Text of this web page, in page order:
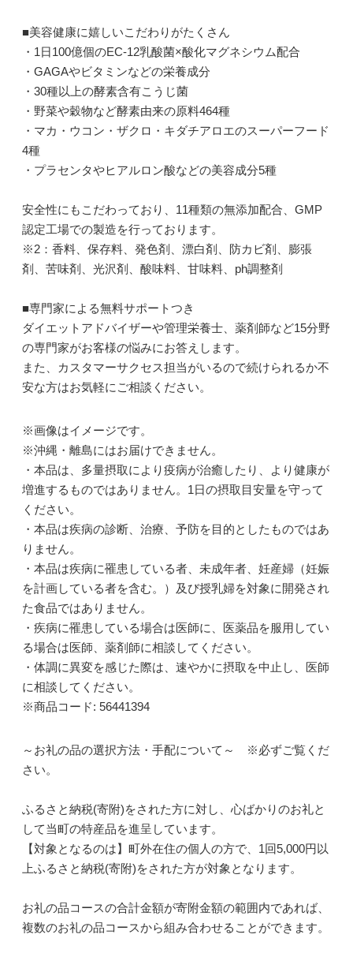
■美容健康に嬉しいこだわりがたくさん
・1日100億個のEC-12乳酸菌×酸化マグネシウム配合
・GAGAやビタミンなどの栄養成分
・30種以上の酵素含有こうじ菌
・野菜や穀物など酵素由来の原料464種
・マカ・ウコン・ザクロ・キダチアロエのスーパーフード
4種
・プラセンタやヒアルロン酸などの美容成分5種
安全性にもこだわっており、11種類の無添加配合、GMP
認定工場での製造を行っております。
※2：香料、保存料、発色剤、漂白剤、防カビ剤、膨張
剤、苦味剤、光沢剤、酸味料、甘味料、ph調整剤
■専門家による無料サポートつき
ダイエットアドバイザーや管理栄養士、薬剤師など15分野
の専門家がお客様の悩みにお答えします。
また、カスタマーサクセス担当がいるので続けられるか不
安な方はお気軽にご相談ください。
※画像はイメージです。
※沖縄・離島にはお届けできません。
・本品は、多量摂取により疫病が治癒したり、より健康が
増進するものではありません。1日の摂取目安量を守って
ください。
・本品は疾病の診断、治療、予防を目的としたものではあ
りません。
・本品は疾病に罹患している者、未成年者、妊産婦（妊娠
を計画している者を含む。）及び授乳婦を対象に開発され
た食品ではありません。
・疾病に罹患している場合は医師に、医薬品を服用してい
る場合は医師、薬剤師に相談してください。
・体調に異変を感じた際は、速やかに摂取を中止し、医師
に相談してください。
※商品コード: 56441394
～お礼の品の選択方法・手配について～ ※必ずご覧くだ
さい。
ふるさと納税(寄附)をされた方に対し、心ばかりのお礼と
して当町の特産品を進呈しています。
【対象となるのは】町外在住の個人の方で、1回5,000円以
上ふるさと納税(寄附)をされた方が対象となります。
お礼の品コースの合計金額が寄附金額の範囲内であれば、
複数のお礼の品コースから組み合わせることができます。